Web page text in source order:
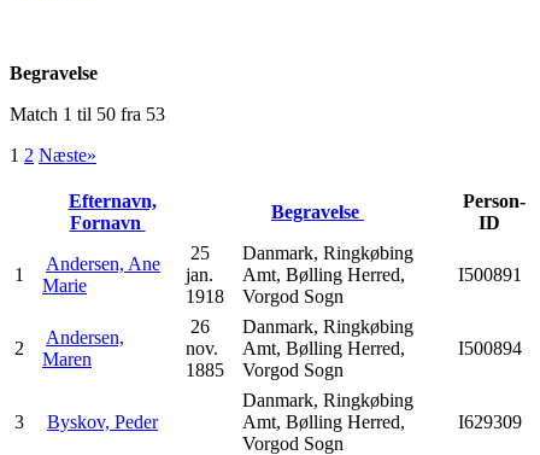
Begravelse
Match 1 til 50 fra 53
1 2 Næste»
Efternavn,
Fornavn
Begravelse
Person-
ID
1
Andersen, Ane
Marie
25
jan.
1918
Danmark, Ringkøbing
Amt, Bølling Herred,
Vorgod Sogn
I500891
2
Andersen,
Maren
26
nov.
1885
Danmark, Ringkøbing
Amt, Bølling Herred,
Vorgod Sogn
I500894
3 Byskov, Peder
Danmark, Ringkøbing
Amt, Bølling Herred,
Vorgod Sogn
I629309